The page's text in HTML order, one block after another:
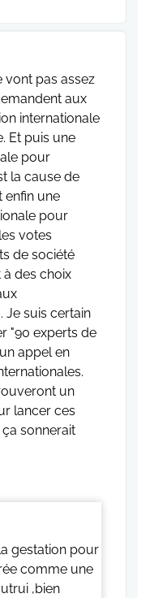
vont pas assez
aux
internationale
Et puis une
pour
la cause de
enfin une
pour
votes
de société
des choix
Je suis certain
"90 experts de
appel en
un
lancer ces
ça sonnerait
gestation pour
comme une
,bien